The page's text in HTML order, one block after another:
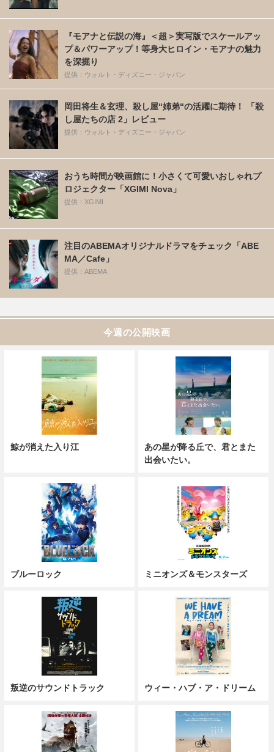
『モアナと伝説の海』＜超＞実写版でスケールアッ
プ＆パワーアップ！等身大ヒロイン・モアナの魅力
を深掘り
提供：ウォルト・ディズニー・ジャパン
岡田将生＆玄理、殺し屋“姉弟“の活躍に期待！ 「殺
し屋たちの店 2」レビュー
提供：ウォルト・ディズニー・ジャパン
おうち時間が映画館に！小さくて可愛いおしゃれプ
ロジェクター「XGIMI Nova」
提供：XGIMI
注目のABEMAオリジナルドラマをチェック「ABE
MA／Cafe」
提供：ABEMA
今週の公開映画
鯨が消えた入り江
あの星が降る丘で、君とまた
出会いたい。
ブルーロック ミニオンズ＆モンスターズ
叛逆のサウンドトラック ウィー・ハブ・ア・ドリーム